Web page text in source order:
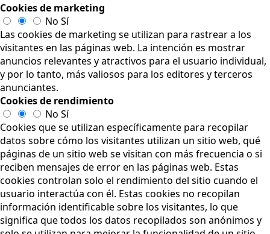
Cookies de marketing
No Sí
Las cookies de marketing se utilizan para rastrear a los
visitantes en las páginas web. La intención es mostrar
anuncios relevantes y atractivos para el usuario individual,
y por lo tanto, más valiosos para los editores y terceros
anunciantes.
Cookies de rendimiento
No Sí
Cookies que se utilizan específicamente para recopilar
datos sobre cómo los visitantes utilizan un sitio web, qué
páginas de un sitio web se visitan con más frecuencia o si
reciben mensajes de error en las páginas web. Estas
cookies controlan solo el rendimiento del sitio cuando el
usuario interactúa con él. Estas cookies no recopilan
información identificable sobre los visitantes, lo que
significa que todos los datos recopilados son anónimos y